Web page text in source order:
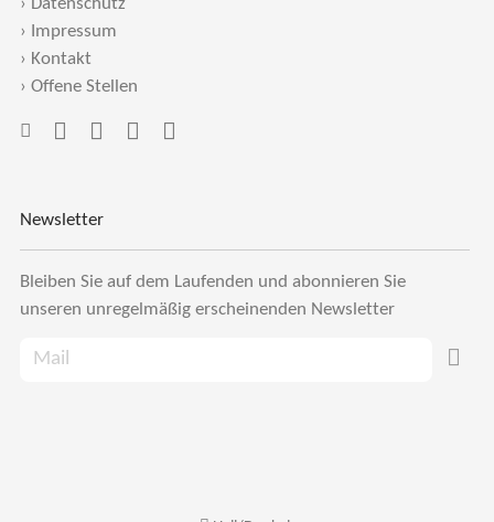
› Datenschutz
›
Impressum
› Kontakt
› Offene Stellen
Newsletter
Bleiben Sie auf dem Laufenden und abonnieren Sie
unseren unregelmäßig erscheinenden Newsletter